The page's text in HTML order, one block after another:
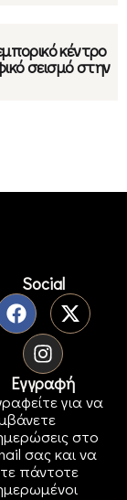
κέντρο
σεισμό στην
Social
Εγγραφή
για να
στο
σας και να
πάντοτε